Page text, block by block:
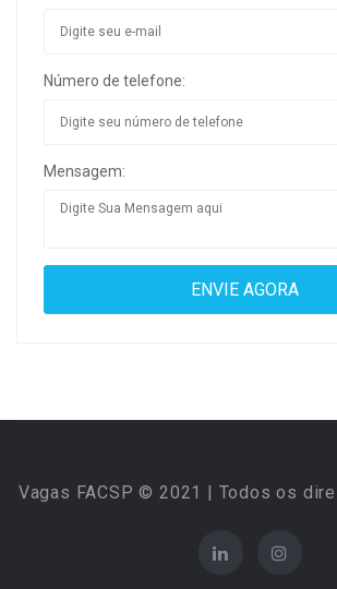
Número de telefone:
Mensagem:
Vagas FACSP © 2021 | Todos os